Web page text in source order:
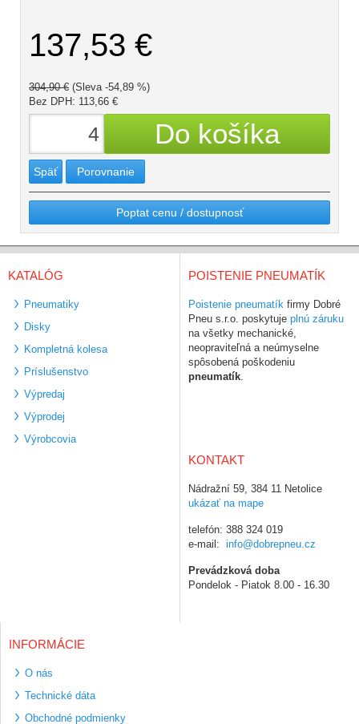
137,53 €
304,90 € (Sleva -54,89 %)
Bez DPH: 113,66 €
Späť Porovnanie
Poptat cenu / dostupnosť
KATALÓG
Pneumatiky
Disky
Kompletná kolesa
Príslušenstvo
Výpredaj
Výprodej
Výrobcovia
POISTENIE PNEUMATÍK
Poistenie pneumatík firmy Dobré
Pneu s.r.o. poskytuje plnú záruku
na všetky mechanické,
neopraviteľná a neúmyselne
spôsobená poškodeniu
pneumatík
KONTAKT
Nádražní 59, 384 11 Netolice
ukázať na mape
telefón: 388 324 019
e-mail: info@dobrepneu.cz
Prevádzková doba
Pondelok - Piatok 8.00 - 16.30
INFORMÁCIE
O nás
Technické dáta
Obchodné podmienky